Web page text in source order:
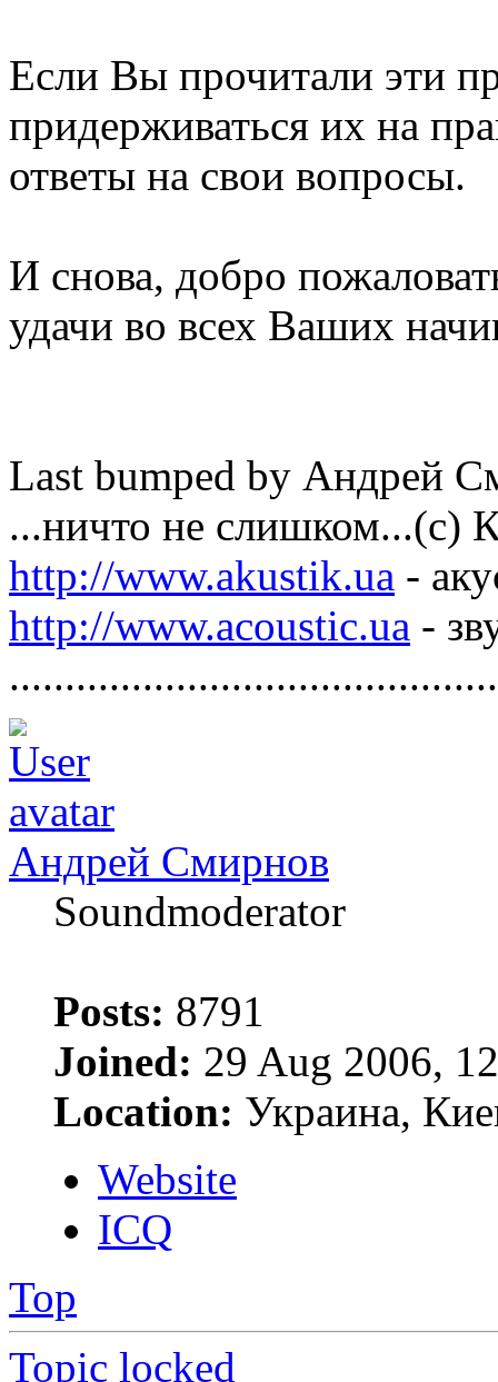
Если Вы прочитали эти
придерживаться их на
ответы на свои вопросы.
И снова, добро
удачи во всех Ваших
Last bumped by Андрей
...ничто не слишком...(с)
http://www.akustik.ua -
http://www.acoustic.ua -
............................................
Андрей Смирнов
Soundmoderator
Posts: 8791
Joined: 29 Aug 2006,
Location: Украина,
Website
ICQ
Top
Topic locked